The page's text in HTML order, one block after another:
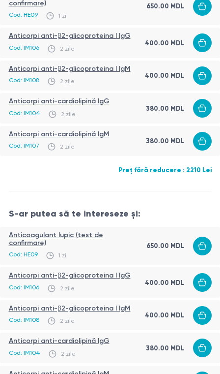
răspunsului imun precoce sau activ
major al APS, asociat cu tromboze și complicații ale
Anticorpi anti-cardiolipină IgM- marker al activității
imune, utilizat în evaluarea complexă a APS
confirmare)
Cod: HE09 1 zi
650.00 MDL
Anticorpi anti-β2-glicoproteina I IgG
Cod: IM106 2 zile
400.00 MDL
Anticorpi anti-β2-glicoproteina I IgM
Cod: IM108 2 zile
400.00 MDL
Anticorpi anti-cardiolipină IgG
Cod: IM104 2 zile
380.00 MDL
Anticorpi anti-cardiolipină IgM
Cod: IM107 2 zile
380.00 MDL
Preț fără reducere : 2210 Lei
S-ar putea să te intereseze și:
Anticoagulant lupic (test de
confirmare)
Cod: HE09 1 zi
650.00 MDL
Anticorpi anti-β2-glicoproteina I IgG
Cod: IM106 2 zile
400.00 MDL
Anticorpi anti-β2-glicoproteina I IgM
Cod: IM108 2 zile
400.00 MDL
Anticorpi anti-cardiolipină IgG
Cod: IM104 2 zile
380.00 MDL